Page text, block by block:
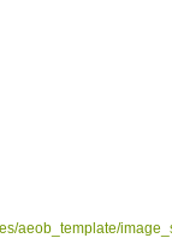
aeob_template/